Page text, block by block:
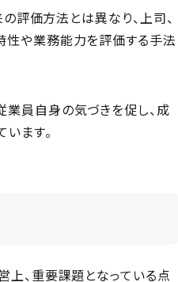
評価方法とは異なり、上司、
性や業務能力を評価する手法
員自身の気づきを促し、成
ます。
、重要課題となっている点